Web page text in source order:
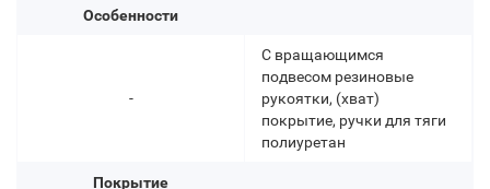
Особенности
-
Покрытие
С вращающимся
подвесом резиновые
рукоятки, (хват)
покрытие, ручки для тяги
полиуретан